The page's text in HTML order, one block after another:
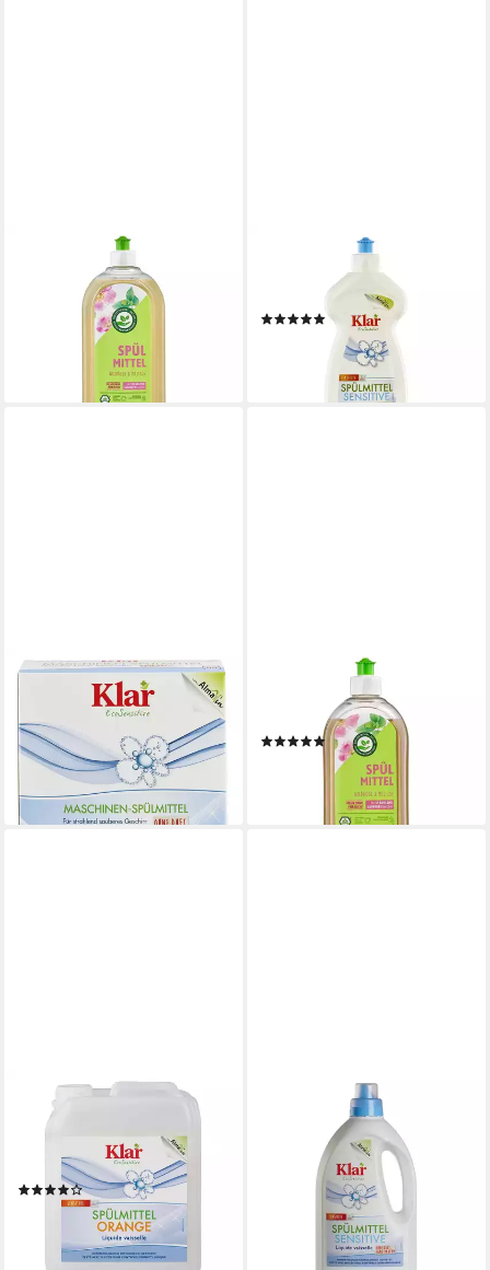
Spülmittel - Wildrose Melisse
1L Geschirrspülmittel
lieferbar - in 3-4 Werktagen bei dir
Klar - Spülmittel - Sensitive
500ml Geschirrspülmittel
(2)
lieferbar - in 3-4 Werktagen bei dir
ALMAWIN
Klar - Maschinen Spülmittel
1,375Kg Spülmaschinenpulver
11,29 €
(11,29 €/ 1 kg)
lieferbar - in 3-4 Werktagen bei dir
Spülmittel - Wildrose Melisse
500ml Geschirrspülmittel
(1)
lieferbar - in 3-4 Werktagen bei dir
Klar - Spülmittel - Orange
Geschirrspülmittel
(1)
18,69 €
lieferbar - in 3-4 Werktagen bei dir
Klar - Spülmittel - Sensitive
1,5L Geschirrspülmittel
(6,49 €/ 1 l)
lieferbar - in 3-4 Werktagen bei dir